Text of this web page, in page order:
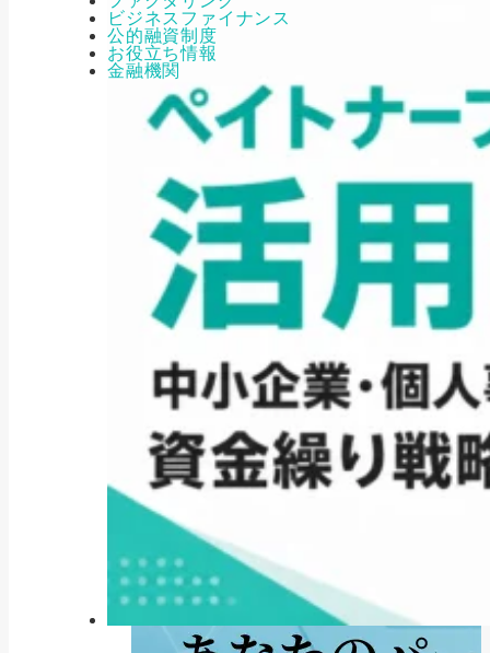
ビジネスファイナンス
公的融資制度
お役立ち情報
金融機関